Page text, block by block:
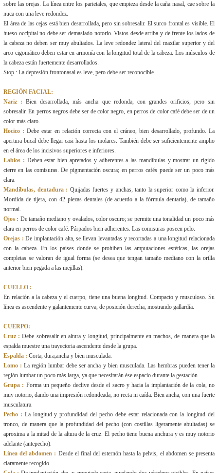
sobre las orejas. La línea entre los parietales, que empieza desde la caña nasal, cae sobre la
nuca con una leve redondez.
El área de las cejas está bien desarrollada, pero sin sobresalir. El surco frontal es visible. El
hueso occipital no debe ser demasiado notorio. Vistos desde arriba y de frente los lados de
la cabeza no deben ser muy abultados. La leve redondez lateral del maxilar superior y del
arco cigomático deben estar en armonía con la longitud total de la cabeza. Los músculos de
la cabeza están fuertemente desarrollados.
Stop : La depresión frontonasal es leve, pero debe ser reconocible.
REGIÓN FACIAL:
Nariz : Bien desarrollada, más ancha que redonda, con grandes orificios, pero sin
sobresalir. En perros negros debe ser de color negro, en perros de color café debe ser de un
color más claro.
Hocico : Debe estar en relación correcta con el cráneo, bien desarrollado, profundo. La
apertura bucal debe llegar casi hasta los molares. También debe ser suficientemente amplio
en el área de los incisivos superiores e inferiores.
Labios : Deben estar bien apretados y adherentes a las mandíbulas y mostrar un rígido
cierre en las comisuras. De pigmentación oscura; en perros cafés puede ser un poco más
clara.
Mandíbulas, dentadura : Quijadas fuertes y anchas, tanto la superior como la inferior.
Mordida de tijera, con 42 piezas dentales (de acuerdo a la fórmula dentaria), de tamaño
normal.
Ojos : De tamaño mediano y ovalados, color oscuro; se permite una tonalidad un poco más
clara en perros de color café. Párpados bien adherentes. Las comisuras poseen pelo.
Orejas : De implantación alta, se llevan levantadas y recortadas a una longitud relacionada
con la cabeza. En los países donde se prohíben las amputaciones estéticas, las orejas
completas se valoran de igual forma (se desea que tengan tamaño mediano con la orilla
anterior bien pegada a las mejillas).
CUELLO :
En relación a la cabeza y el cuerpo, tiene una buena longitud. Compacto y musculoso. Su
línea es ascendente y galantemente curva, de posición derecha, mostrando gallardía.
CUERPO:
Cruz : Debe sobresalir en altura y longitud, principalmente en machos, de manera que la
espalda muestre una trayectoria ascendente desde la grupa.
Espalda : Corta, dura,ancha y bien musculada.
Lomo :La región lumbar debe ser ancha y bien musculada. Las hembras pueden tener la
región lumbar un poco más larga, ya que necesitarán ése espacio durante la gestación.
Grupa : Forma un pequeño declive desde el sacro y hacia la implantación de la cola, no
muy notorio, dando una impresión redondeada, no recta ni caída. Bien ancha, con una fuerte
musculatura.
Pecho : La longitud y profundidad del pecho debe estar relacionada con la longitud del
tronco, de manera que la profundidad del pecho (con costillas ligeramente abultadas) se
aproxima a la mitad de la altura de la cruz. El pecho tiene buena anchura y es muy notorio
adelante (antepecho).
Línea del abdomen : Desde el final del esternón hasta la pelvis, el abdomen se presenta
claramente recogido.